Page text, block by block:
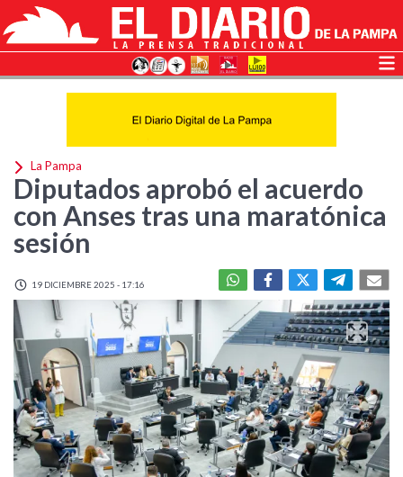
La Pampa
Diputados aprobó el acuerdo
con Anses tras una maratónica
sesión
19 DICIEMBRE 2025 - 17:16